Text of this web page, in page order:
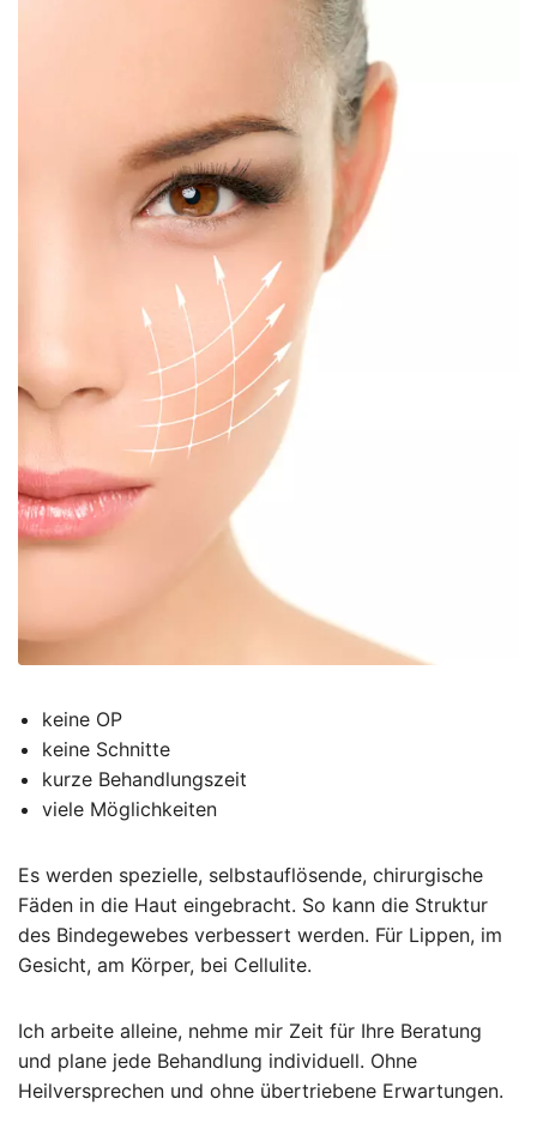
keine OP
keine Schnitte
kurze Behandlungszeit
viele Möglichkeiten
Es werden spezielle, selbstauflösende, chirurgische
Fäden in die Haut eingebracht. So kann die Struktur
des Bindegewebes verbessert werden. Für Lippen, im
Gesicht, am Körper, bei Cellulite.
Ich arbeite alleine, nehme mir Zeit für Ihre Beratung
und plane jede Behandlung individuell. Ohne
Heilversprechen und ohne übertriebene Erwartungen.